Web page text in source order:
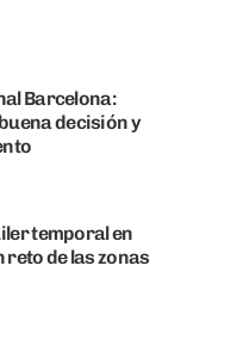
Barcelona:
decisión y
temporal en
reto de las zonas